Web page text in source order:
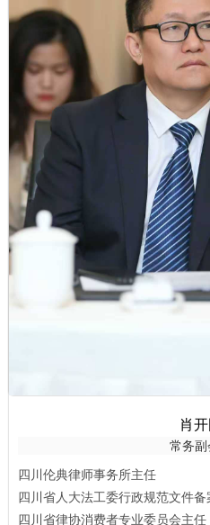
肖开
常务副
四川伦典律师事务所主任
四川省人大法工委行政规范文件
四川省律协消费者专业委员会主任